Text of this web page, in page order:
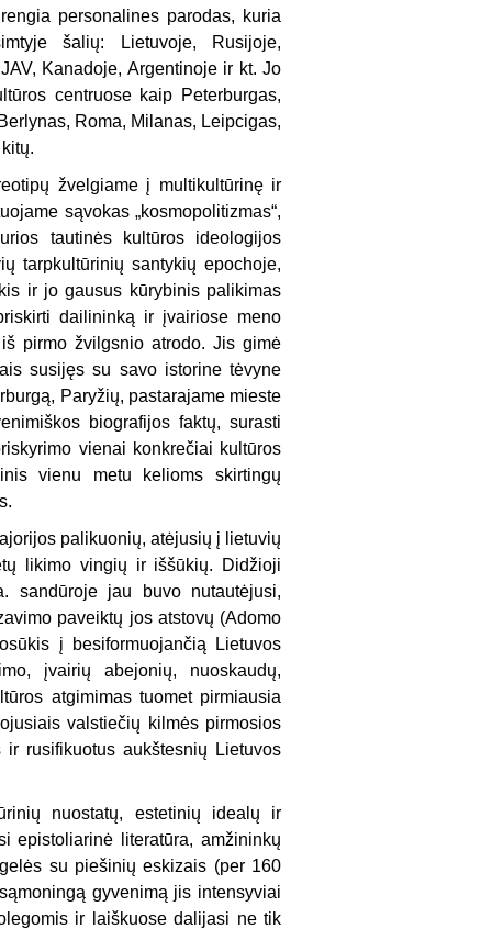
personalines parodas, kuria
šalių: Lietuvoje, Rusijoje,
Kanadoje, Argentinoje ir kt. Jo
centruose kaip Peterburgas,
Roma, Milanas, Leipcigas,
žvelgiame į multikultūrinę ir
sąvokas „kosmopolitizmas“,
tautinės kultūros ideologijos
tarpkultūrinių santykių epochoje,
ir jo gausus kūrybinis palikimas
dailininką ir įvairiose meno
pirmo žvilgsnio atrodo. Jis gimė
susijęs su savo istorine tėvyne
Paryžių, pastarajame mieste
biografijos faktų, surasti
vienai konkrečiai kultūros
vienu metu kelioms skirtingų
palikuonių, atėjusių į lietuvių
likimo vingių ir iššūkių. Didžioji
sandūroje jau buvo nutautėjusi,
paveiktų jos atstovų (Adomo
į besiformuojančią Lietuvos
įvairių abejonių, nuoskaudų,
atgimimas tuomet pirmiausia
valstiečių kilmės pirmosios
rusifikuotus aukštesnių Lietuvos
nuostatų, estetinių idealų ir
epistoliarinė literatūra, amžininkų
su piešinių eskizais (per 160
gyvenimą jis intensyviai
ir laiškuose dalijasi ne tik